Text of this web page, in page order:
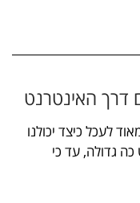
דרך האינטרנט
לעכל כיצד יכולנו
גדולה, עד כי